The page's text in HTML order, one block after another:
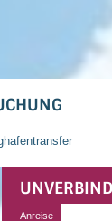
Anreise